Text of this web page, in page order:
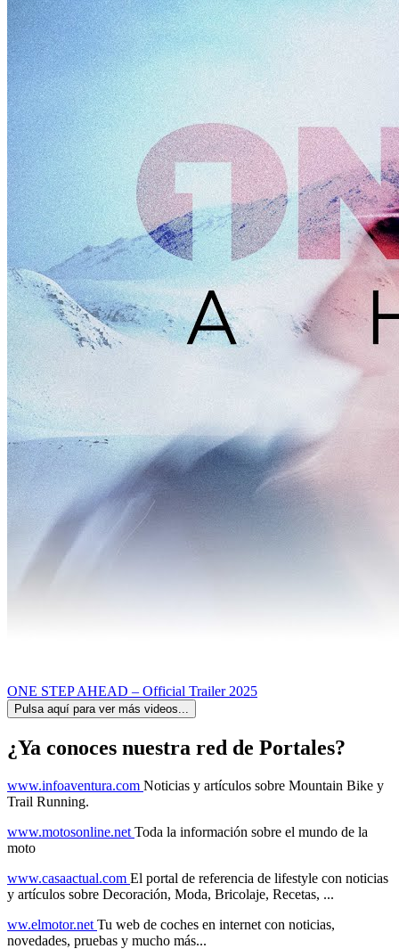
ONE STEP AHEAD – Official Trailer 2025
Pulsa aquí para ver más videos...
¿Ya conoces nuestra red de Portales?
www.infoaventura.com Noticias y artículos sobre Mountain Bike y
Trail Running.
www.motosonline.net Toda la información sobre el mundo de la
moto
www.casaactual.com El portal de referencia de lifestyle con noticias
y artículos sobre Decoración, Moda, Bricolaje, Recetas, ...
ww.elmotor.net Tu web de coches en internet con noticias,
novedades, pruebas y mucho más...